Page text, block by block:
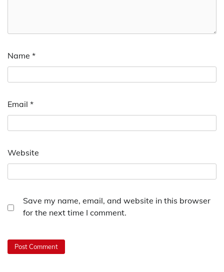
Name *
Email *
Website
Save my name, email, and website in this browser
for the next time I comment.